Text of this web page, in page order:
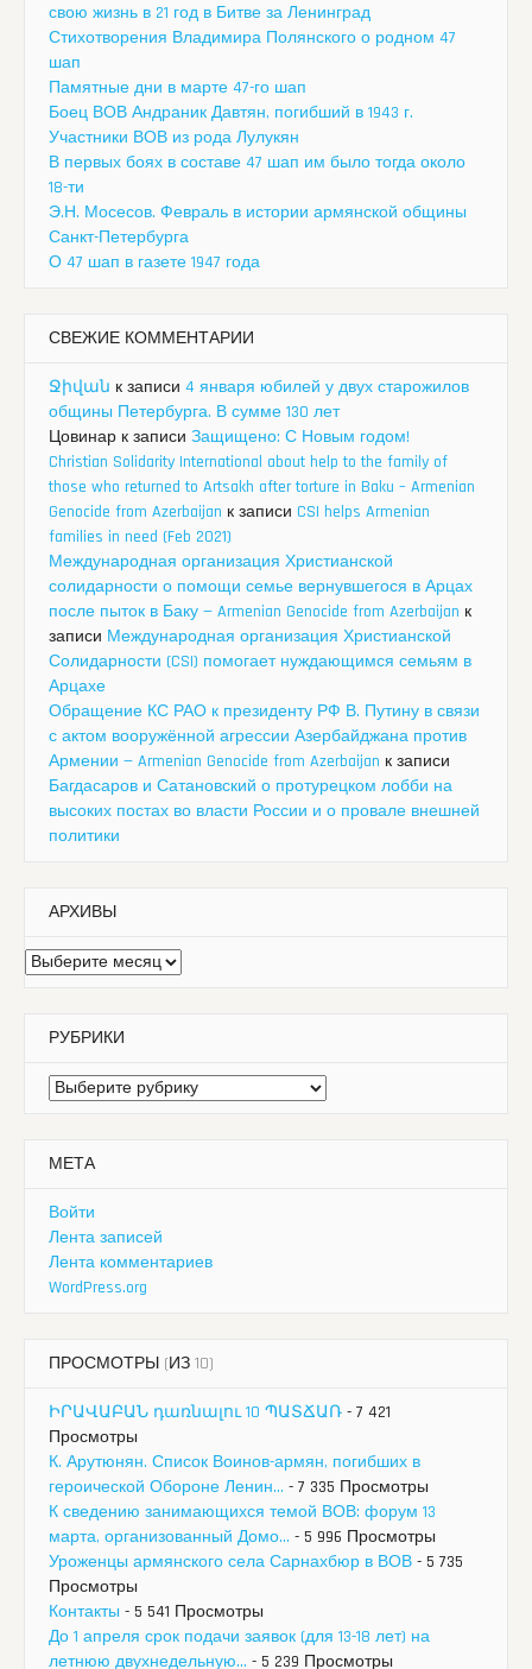
свою жизнь в 21 год в Битве за Ленинград
Стихотворения Владимира Полянского о родном 47
шап
Памятные дни в марте 47-го шап
Боец ВОВ Андраник Давтян, погибший в 1943 г.
Участники ВОВ из рода Лулукян
В первых боях в составе 47 шап им было тогда около
18-ти
Э.Н. Мосесов. Февраль в истории армянской общины
Санкт-Петербурга
О 47 шап в газете 1947 года
СВЕЖИЕ КОММЕНТАРИИ
Ջիվան к записи 4 января юбилей у двух старожилов
общины Петербурга. В сумме 130 лет
Цовинар к записи Защищено: С Новым годом!
Christian Solidarity International about help to the family of
those who returned to Artsakh after torture in Baku – Armenian
Genocide from Azerbaijan к записи CSI helps Armenian
families in need (Feb 2021)
Международная организация Христианской
солидарности о помощи семье вернувшегося в Арцах
после пыток в Баку — Armenian Genocide from Azerbaijan к
записи Международная организация Христианской
Солидарности (CSI) помогает нуждающимся семьям в
Арцахе
Обращение КС РАО к президенту РФ В. Путину в связи
с актом вооружённой агрессии Азербайджана против
Армении — Armenian Genocide from Azerbaijan к записи
Багдасаров и Сатановский о протурецком лобби на
высоких постах во власти России и о провале внешней
политики
АРХИВЫ
Архивы
РУБРИКИ
Рубрики
МЕТА
Войти
Лента записей
Лента комментариев
WordPress.org
ПРОСМОТРЫ (ИЗ 10)
ԻՐԱՎԱԲԱՆ դառնալու 10 ՊԱՏՃԱՌ - 7 421
Просмотры
К. Арутюнян. Список Воинов-армян, погибших в
героической Обороне Ленин... - 7 335 Просмотры
К сведению занимающихся темой ВОВ: форум 13
марта, организованный Домо... - 5 996 Просмотры
Уроженцы армянского села Сарнахбюр в ВОВ - 5 735
Просмотры
Контакты - 5 541 Просмотры
До 1 апреля срок подачи заявок (для 13-18 лет) на
летнюю двухнедельную... - 5 239 Просмотры